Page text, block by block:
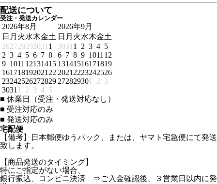
配送について
受注・発送カレンダー
2026年8月
日 月 火水木金土
262728293031 1
2 3 4 5 6 7 8
9 1011 12131415
161718192021 22
23242526272829
3031 1 2 3 4 5
2026年9月
日 月 火水木金土
3031 1 2 3 4 5
6 7 8 9 1011 12
13141516171819
2021 2223242526
272829301 2 3
■ 休業日（受注・発送対応なし）
■ 受注対応のみ
■ 発送対応のみ
宅配便
【備考】日本郵便ゆうパック、または、ヤマト宅急便にて発送
致します。
【商品発送のタイミング】
特にご指定がない場合、
銀行振込、コンビニ決済 ⇒ご入金確認後、３営業日以内に発